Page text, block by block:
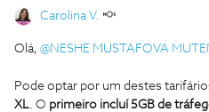
Carolina V.
Olá, @NESHE MUSTAFOVA
Pode optar por um destes
XL. O primeiro incluí 5GB de